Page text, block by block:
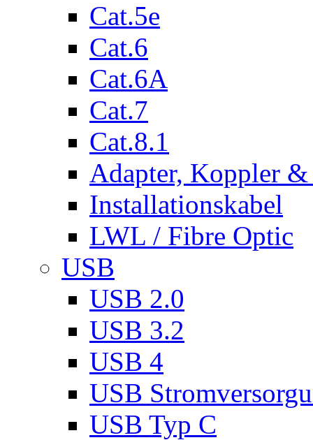
Cat.5e
Cat.6
Cat.6A
Cat.7
Cat.8.1
Adapter, Koppler &
Installationskabel
LWL / Fibre Optic
USB
USB 2.0
USB 3.2
USB 4
USB
USB Typ C